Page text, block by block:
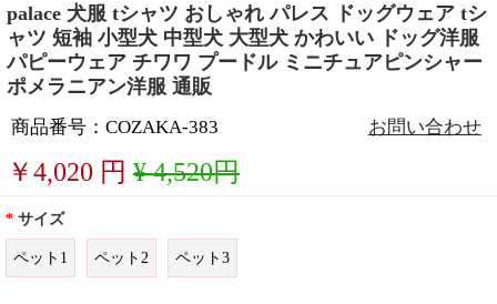
palace 犬服 tシャツ おしゃれ パレス ドッグウェア tシ
ャツ 短袖 小型犬 中型犬 大型犬 かわいい ドッグ洋服
パピーウェア チワワ プードル ミニチュアピンシャー
ポメラニアン洋服 通販
商品番号：COZAKA-383 お問い合わせ
￥4,020 円 ¥ 4,520円
* サイズ
ペット1 ペット2 ペット3